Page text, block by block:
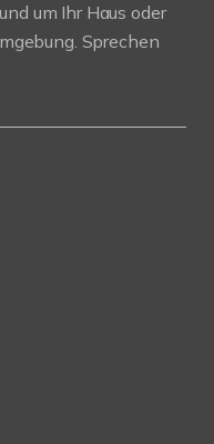
um Ihr Haus oder
Sprechen